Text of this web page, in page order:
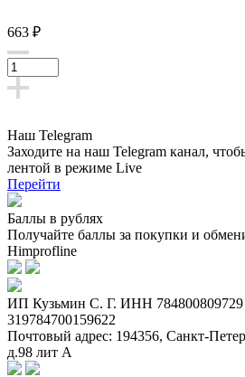
663 ₽
Наш Telegram
Заходите на наш Telegram канал,
лентой в режиме Live
Перейти
Баллы в рублях
Получайте баллы за покупки и
Himprofline
ИП Кузьмин C. Г. ИНН
319784700159622
Почтовый адрес: 194356, Санкт-
д.98 лит А